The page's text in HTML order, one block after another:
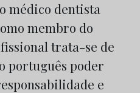
médico dentista
membro do
trata-se de
português poder
e